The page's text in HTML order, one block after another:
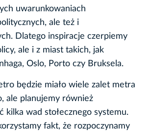
uwarunkowaniach
ale też i
Dlatego inspiracje czerpiemy
ale i z miast takich, jak
Oslo, Porto czy Bruksela.
będzie miało wiele zalet metra
ale planujemy również
kilka wad stołecznego systemu.
fakt, że rozpoczynamy